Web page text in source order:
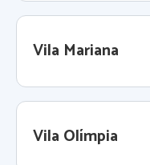
Vila Mariana
Vila Olímpia